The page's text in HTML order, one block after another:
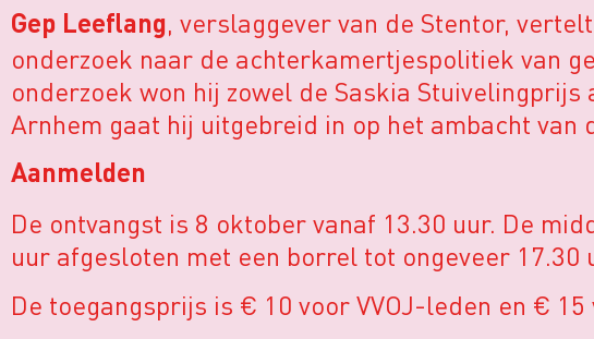
Gep Leeflang, verslaggever van de Stentor,
onderzoek naar de achterkamertjespolitiek van
onderzoek won hij zowel de Saskia Stuivelingprijs
Arnhem gaat hij uitgebreid in op het ambacht van
Aanmelden
De ontvangst is 8 oktober vanaf 13.30 uur. De
uur afgesloten met een borrel tot ongeveer 17.30
De toegangsprijs is € 10 voor VVOJ-leden en €